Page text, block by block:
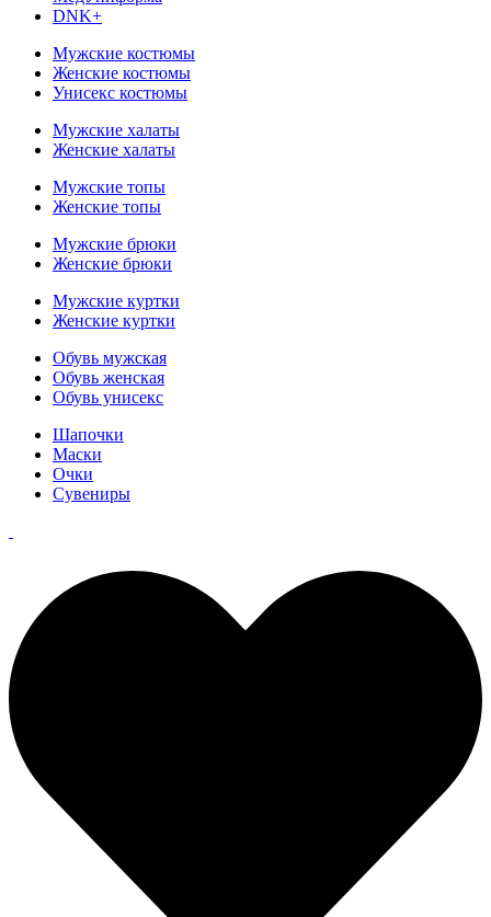
DNK+
Мужские костюмы
Женские костюмы
Унисекс костюмы
Мужские халаты
Женские халаты
Мужские топы
Женские топы
Мужские брюки
Женские брюки
Мужские куртки
Женские куртки
Обувь мужская
Обувь женская
Обувь унисекс
Шапочки
Маски
Очки
Сувениры